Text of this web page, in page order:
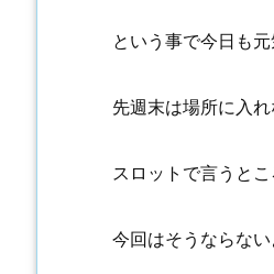
という事で今日も
先週末は場所に入れ
スロットで言うと
今回はそうならな